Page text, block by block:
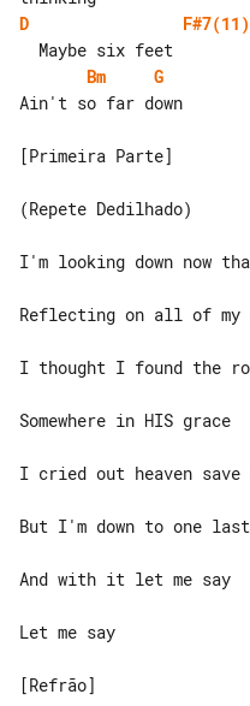
D
F#7(11)
Bm
G
Ain't so far down
[Primeira Parte]
(Repete Dedilhado)
I'm looking down now
Reflecting on all of my
I thought I found the
Somewhere in HIS grace
I cried out heaven save
But I'm down to one
And with it let me say
Let me say
[Refrão]